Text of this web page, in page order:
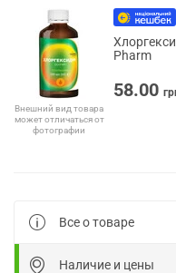
Внешний вид товара
может отличаться от
фотографии
Pharm
58.00
Все о товаре
Наличие и цены